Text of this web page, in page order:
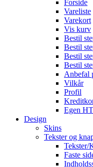
Forside
Vareliste
Varekort
Vis kurv
Bestil
Bestil
Bestil
Bestil
Anbefal
Vilkår
Profil
Egen
Design
Skins
Tekster og
Tekster/
Faste